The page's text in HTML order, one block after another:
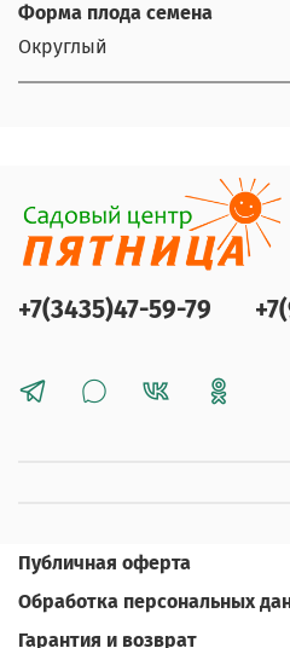
Форма плода семена
Округлый
+7(3435)47-59-79
Публичная оферта
Обработка персональных
Гарантия и возврат